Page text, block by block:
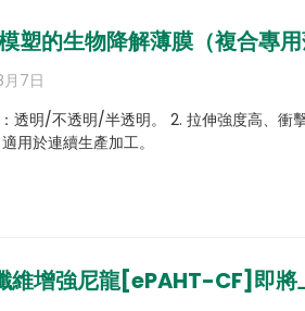
塑的生物降解薄膜（複合專用
7日
透明/不透明/半透明。 2. 拉伸強度高、衝
用於連續生產加工。
維增強尼龍[ePAHT-CF]即將